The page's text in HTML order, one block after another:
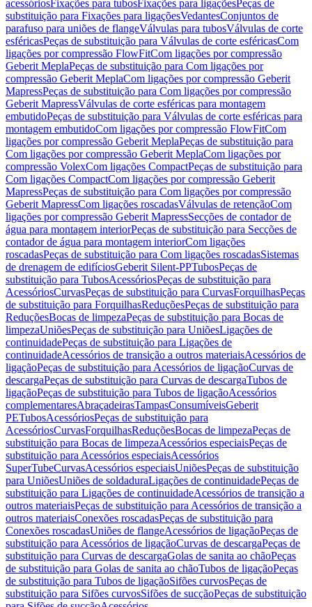
acessóriosFixações para tubosFixações para ligaçõesPeças de
substituição para Fixações para ligaçõesVedantesConjuntos de
parafuso para uniões de flangeVálvulas para tubosVálvulas de corte
esféricasPeças de substituição para Válvulas de corte esféricasCom
ligações por compressão FlowFitCom ligações por compressão
Geberit MeplaPeças de substituição para Com ligações por
compressão Geberit MeplaCom ligações por compressão Geberit
MapressPeças de substituição para Com ligações por compressão
Geberit MapressVálvulas de corte esféricas para montagem
embutidoPeças de substituição para Válvulas de corte esféricas para
montagem embutidoCom ligações por compressão FlowFitCom
ligações por compressão Geberit MeplaPeças de substituição para
Com ligações por compressão Geberit MeplaCom ligações por
compressão VolexCom ligações CompactPeças de substituição para
Com ligações CompactCom ligações por compressão Geberit
MapressPeças de substituição para Com ligações por compressão
Geberit MapressCom ligações roscadasVálvulas de retençãoCom
ligações por compressão Geberit MapressSecções de contador de
água para montagem interiorPeças de substituição para Secções de
contador de água para montagem interiorCom ligações
roscadasPeças de substituição para Com ligações roscadasSistemas
de drenagem de edifíciosGeberit Silent-PPTubosPeças de
substituição para TubosAcessóriosPeças de substituição para
AcessóriosCurvasPeças de substituição para CurvasForquilhasPeças
de substituição para ForquilhasReduçõesPeças de substituição para
ReduçõesBocas de limpezaPeças de substituição para Bocas de
limpezaUniõesPeças de substituição para UniõesLigações de
continuidadePeças de substituição para Ligações de
continuidadeAcessórios de transição a outros materiaisAcessórios de
ligaçãoPeças de substituição para Acessórios de ligaçãoCurvas de
descargaPeças de substituição para Curvas de descargaTubos de
ligaçãoPeças de substituição para Tubos de ligaçãoAcessórios
complementaresAbraçadeirasTampasConsumíveisGeberit
PETubosAcessóriosPeças de substituição para
AcessóriosCurvasForquilhasReduçõesBocas de limpezaPeças de
substituição para Bocas de limpezaAcessórios especiaisPeças de
substituição para Acessórios especiaisAcessórios
SuperTubeCurvasAcessórios especiaisUniõesPeças de substituição
para UniõesUniões de soldaduraLigações de continuidadePeças de
substituição para Ligações de continuidadeAcessórios de transição a
outros materiaisPeças de substituição para Acessórios de transição a
outros materiaisConexões roscadasPeças de substituição para
Conexões roscadasUniões de flangeAcessórios de ligaçãoPeças de
substituição para Acessórios de ligaçãoCurvas de descargaPeças de
substituição para Curvas de descargaGolas de sanita ao chãoPeças
de substituição para Golas de sanita ao chãoTubos de ligaçãoPeças
de substituição para Tubos de ligaçãoSifões curvosPeças de
substituição para Sifões curvosSifões de sucçãoPeças de substituição